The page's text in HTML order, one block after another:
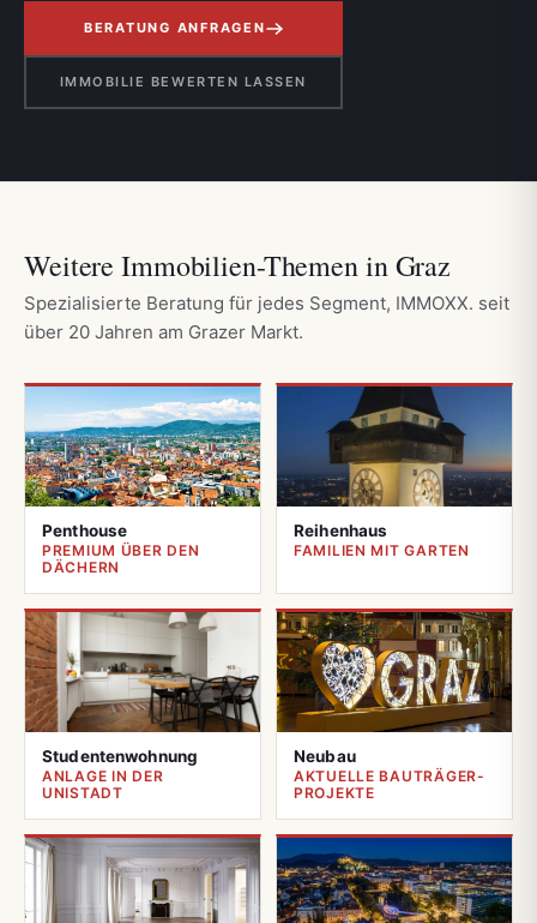
BERATUNG ANFRAGEN
IMMOBILIE BEWERTEN LASSEN
Weitere Immobilien-Themen in Graz
Spezialisierte Beratung für jedes Segment, IMMOXX. seit
über 20 Jahren am Grazer Markt.
Penthouse
PREMIUM ÜBER DEN
DÄCHERN
Reihenhaus
FAMILIEN MIT GARTEN
Studentenwohnung
ANLAGE IN DER
UNISTADT
Neubau
AKTUELLE BAUTRÄGER-
PROJEKTE